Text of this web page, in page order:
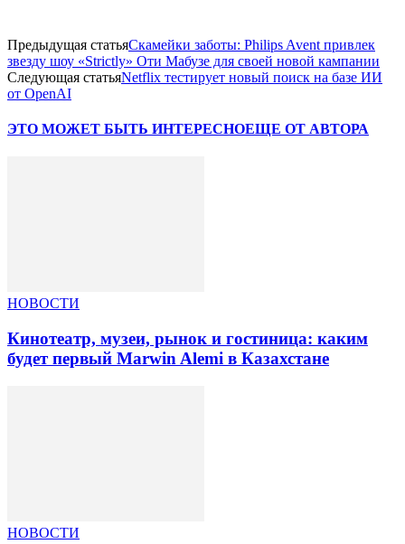
Предыдущая статьяСкамейки заботы: Philips Avent привлек
звезду шоу «Strictly» Оти Мабузе для своей новой кампании
Следующая статьяNetflix тестирует новый поиск на базе ИИ
от OpenAI
ЭТО МОЖЕТ БЫТЬ ИНТЕРЕСНОЕЩЕ ОТ АВТОРА
НОВОСТИ
Кинотеатр, музеи, рынок и гостиница: каким
будет первый Marwin Alemi в Казахстане
НОВОСТИ